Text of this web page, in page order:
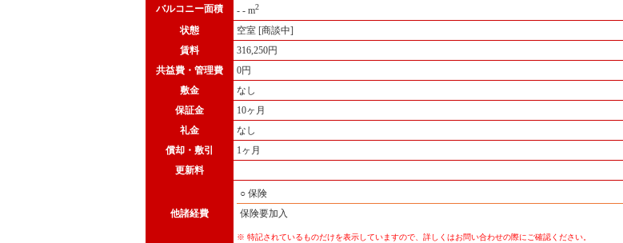
バルコニー面積 - - m2
状態
空室 [商談中]
賃料
316,250円
共益費 ・管理費
0円
敷金
なし
保証金
10ヶ月
礼金
なし
償却・敷引
1ヶ月
更新料
他諸経費
○ 保険
保険要加入
※ 特記されているものだけを表示していますので、詳しくはお問い合わせの際にご確認ください。